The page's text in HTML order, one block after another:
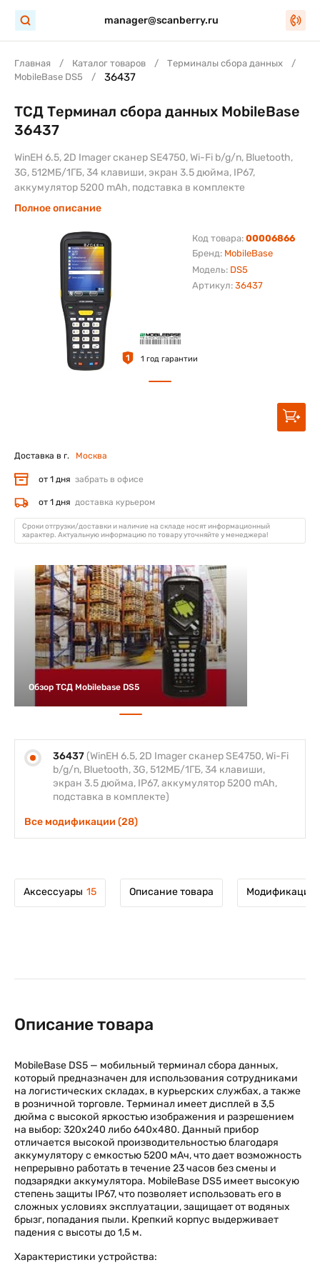
manager@scanberry.ru
Главная Каталог товаров
Терминалы сбора данных
MobileBase DS5
36437
Бренд: MobileBase
Модель: DS5
Код товара: 00006866
Артикул: 36437
ТСД Терминал сбора данных MobileBase
36437
WinEH 6.5, 2D Imager сканер SE4750, Wi-Fi b/g/n, Bluetooth,
3G, 512МБ/1ГБ, 34 клавиши, экран 3.5 дюйма, IP67,
аккумулятор 5200 mAh, подставка в комплекте
Полное описание
1 1 год гарантии
36437 (WinEH 6.5, 2D Imager сканер SE4750, Wi-Fi
b/g/n, Bluetooth, 3G, 512МБ/1ГБ, 34 клавиши,
экран 3.5 дюйма, IP67, аккумулятор 5200 mAh,
подставка в комплекте)
Все модификации (28)
Доставка в г. Москва
от 1 дня забрать в офисе
от 1 дня доставка курьером
Сроки отгрузки/доставки и наличие на складе носят информационный
характер. Актуальную информацию по товару уточняйте у менеджера!
Обзор ТСД Mobilebase DS5
Аксессуары 15 Описание товара Модификации
Описание товара
MobileBase DS5 — мобильный терминал сбора данных,
который предназначен для использования сотрудниками
на логистических складах, в курьерских службах, а также
в розничной торговле. Терминал имеет дисплей в 3,5
дюйма с высокой яркостью изображения и разрешением
на выбор: 320х240 либо 640х480. Данный прибор
отличается высокой производительностью благодаря
аккумулятору с емкостью 5200 мАч, что дает возможность
непрерывно работать в течение 23 часов без смены и
подзарядки аккумулятора. MobileBase DS5 имеет высокую
степень защиты IP67, что позволяет использовать его в
сложных условиях эксплуатации, защищает от водяных
брызг, попадания пыли. Крепкий корпус выдерживает
падения с высоты до 1,5 м.
Характеристики устройства: